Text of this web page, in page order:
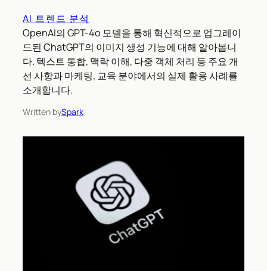
AI 트렌드 분석
OpenAI의 GPT-4o 모델을 통해 혁신적으로 업그레이
드된 ChatGPT의 이미지 생성 기능에 대해 알아봅니
다. 텍스트 통합, 맥락 이해, 다중 객체 처리 등 주요 개
선 사항과 마케팅, 교육 분야에서의 실제 활용 사례를
소개합니다.
Written bySpark